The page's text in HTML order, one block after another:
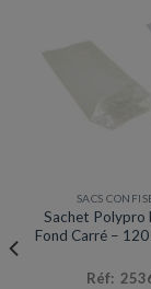
SACS
Sachet Polypro
Fond Carré –
Réf: